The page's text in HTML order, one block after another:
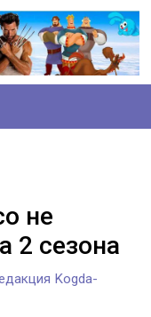
не
2 сезона
Kogda-